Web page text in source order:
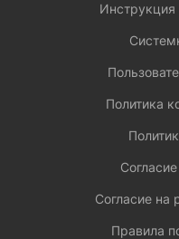
Инструкция
Политика
Согласие на
Правила